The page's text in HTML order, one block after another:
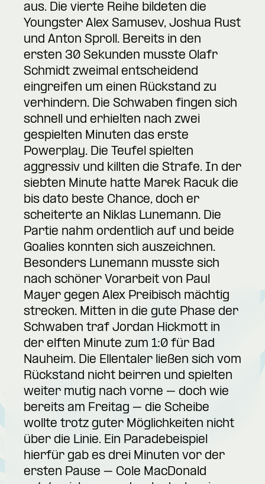
aus. Die vierte Reihe bildeten die
Youngster Alex Samusev, Joshua Rust
und Anton Sproll. Bereits in den
ersten 30 Sekunden musste Olafr
Schmidt zweimal entscheidend
eingreifen um einen Rückstand zu
verhindern. Die Schwaben fingen sich
schnell und erhielten nach zwei
gespielten Minuten das erste
Powerplay. Die Teufel spielten
aggressiv und killten die Strafe. In der
siebten Minute hatte Marek Racuk die
bis dato beste Chance, doch er
scheiterte an Niklas Lunemann. Die
Partie nahm ordentlich auf und beide
Goalies konnten sich auszeichnen.
Besonders Lunemann musste sich
nach schöner Vorarbeit von Paul
Mayer gegen Alex Preibisch mächtig
strecken. Mitten in die gute Phase der
Schwaben traf Jordan Hickmott in
der elften Minute zum 1:0 für Bad
Nauheim. Die Ellentaler ließen sich vom
Rückstand nicht beirren und spielten
weiter mutig nach vorne – doch wie
bereits am Freitag – die Scheibe
wollte trotz guter Möglichkeiten nicht
über die Linie. Ein Paradebeispiel
hierfür gab es drei Minuten vor der
ersten Pause – Cole MacDonald